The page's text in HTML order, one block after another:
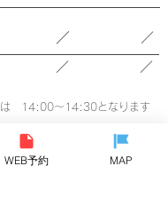
／ ／
／ ／
は 14:00～14:30となります
WEB予約 MAP